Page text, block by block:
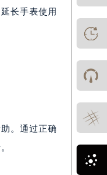
长手表使用
。通过正确